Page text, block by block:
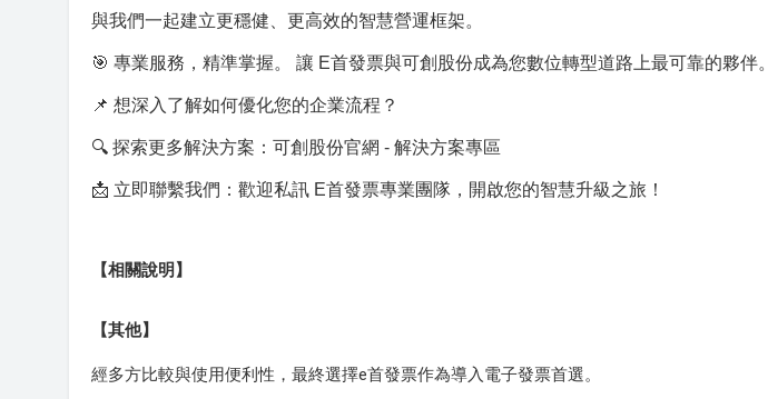
與我們一起建立更穩健、更高效的智慧營運框架。
🎯 專業服務，精準掌握。 讓 E首發票與可創股份成為您數位轉型道路上最可靠的夥伴。
📌 想深入了解如何優化您的企業流程？
🔍 探索更多解決方案：可創股份官網 - 解決方案專區
📩 立即聯繫我們：歡迎私訊 E首發票專業團隊，開啟您的智慧升級之旅！
【相關說明】
【其他】
經多方比較與使用便利性，最終選擇e首發票作為導入電子發票首選。